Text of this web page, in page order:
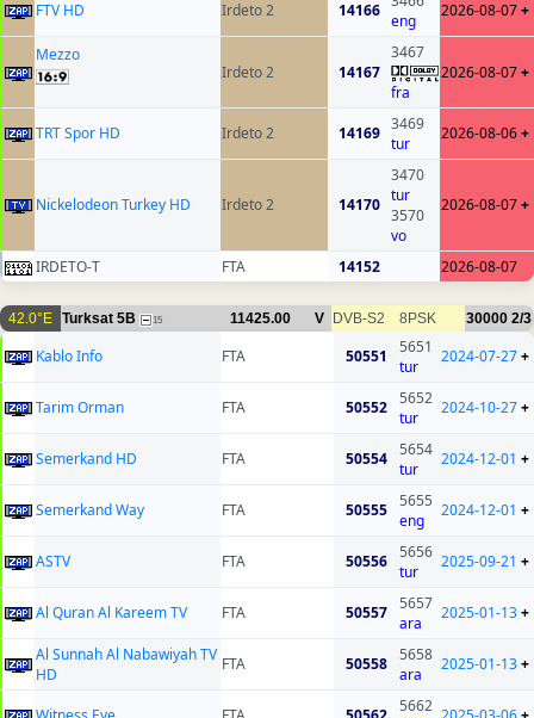
FTV HD Irdeto 2 14166
eng
2026-08-07+
Mezzo
Irdeto 2
14167
3467
fra
2026-08-07+
TRT Spor HD Irdeto 2 14169 3469
tur
2026-08-06+
Nickelodeon Turkey HD Irdeto 2 14170
3470
tur
3570
vo
2026-08-07+
IRDETO-T FTA 14152 2026-08-07
42.0°E Turksat 5B 15 11425.00 V DVB-S2 8PSK 30000 2/3
Kablo Info FTA 50551
5651
tur
2024-07-27+
Tarim Orman FTA 50552
5652
tur
2024-10-27+
Semerkand HD FTA 50554
5654
tur
2024-12-01 +
Semerkand Way FTA 50555
5655
eng
2024-12-01 +
ASTV FTA 50556
5656
tur
2025-09-21 +
Al Quran Al Kareem TV FTA 50557
5657
ara
2025-01-13+
Al Sunnah Al Nabawiyah TV
HD
FTA 50558
5658
ara
2025-01-13+
5662